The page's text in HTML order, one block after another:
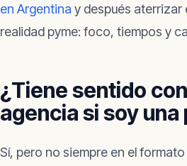
en Argentina y después aterrizar
realidad pyme: foco, tiempos y
¿Tiene sentido
agencia si soy una
Sí, pero no siempre en el formato